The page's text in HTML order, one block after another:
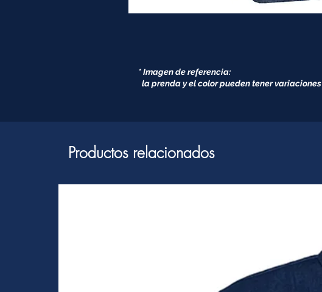
* Imagen de referencia:
la prenda y el color pueden tener variaciones
Productos relacionados